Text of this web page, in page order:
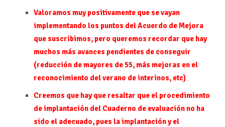
Valoramos muy positivamente que se vayan
implementando los puntos del Acuerdo de Mejora
que suscribimos, pero queremos recordar que hay
muchos más avances pendientes de conseguir
(reducción de mayores de 55, más mejoras en el
reconocimiento del verano de interinos, etc)
Creemos que hay que resaltar que el procedimiento
de implantación del Cuaderno de evaluación no ha
sido el adecuado, pues la implantación y el